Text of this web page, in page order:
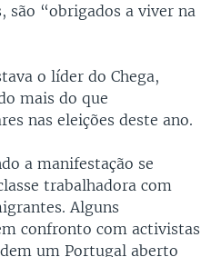
são “obrigados a viver na
o líder do Chega,
mais do que
nas eleições deste ano.
a manifestação se
trabalhadora com
Alguns
confronto com activistas
um Portugal aberto